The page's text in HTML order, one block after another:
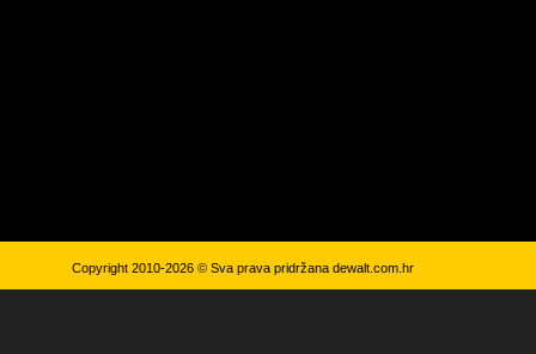
Copyright 2010-2026 © Sva prava pridržana dewalt.com.hr